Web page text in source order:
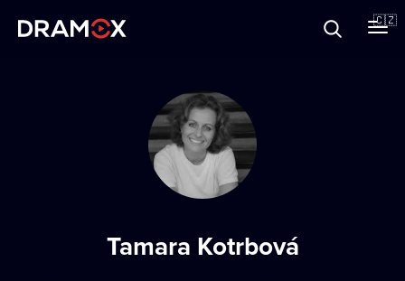
🇨🇿
Tamara Kotrbová